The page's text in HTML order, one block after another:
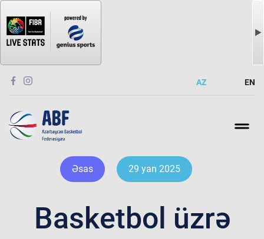
AZ EN
Əsas 29 yan 2025
Basketbol üzrə